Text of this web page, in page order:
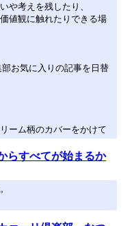
や考えを残したり、
値観に触れたりできる場
お気に入りの記事を日替
ーム柄のカバーをかけて
らすべてが始まるか